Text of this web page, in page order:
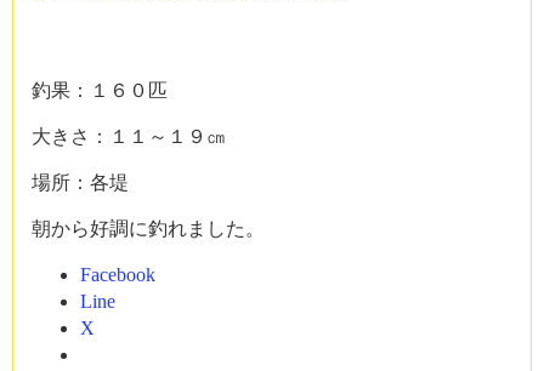
釣果：１６０匹
大きさ：１１～１９㎝
場所：各堤
朝から好調に釣れました。
Facebook
Line
X